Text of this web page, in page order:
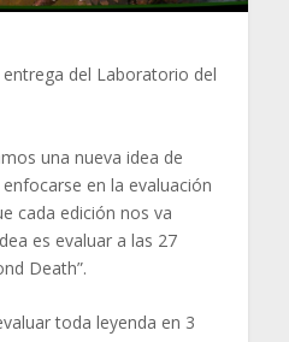
entrega del Laboratorio del
una nueva idea de
en la evaluación
cada edición nos va
es evaluar a las 27
Death”.
toda leyenda en 3